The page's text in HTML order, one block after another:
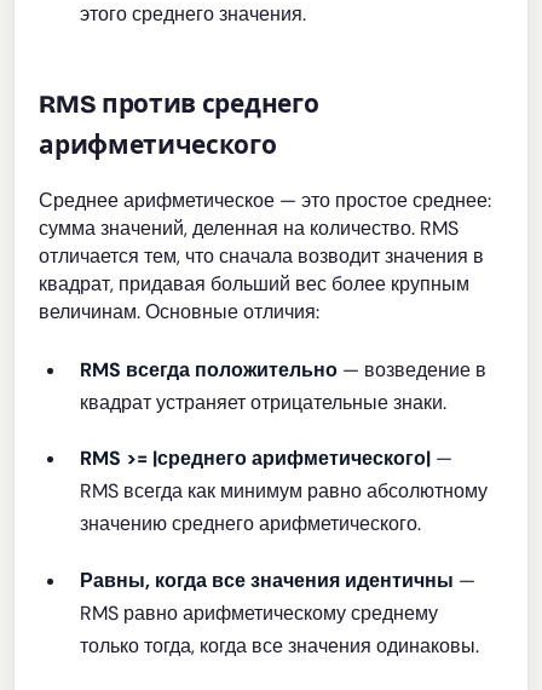
этого среднего значения.
RMS против среднего
арифметического
Среднее арифметическое — это простое среднее:
сумма значений, деленная на количество. RMS
отличается тем, что сначала возводит значения в
квадрат, придавая больший вес более крупным
величинам. Основные отличия:
RMS всегда положительно — возведение в
квадрат устраняет отрицательные знаки.
RMS >= |среднего арифметического| —
RMS всегда как минимум равно абсолютному
значению среднего арифметического.
Равны, когда все значения идентичны —
RMS равно арифметическому среднему
только тогда, когда все значения одинаковы.